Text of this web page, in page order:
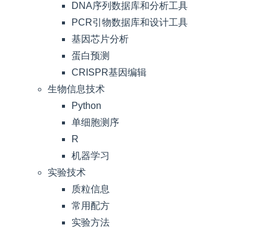
DNA序列数据库和分析工具
PCR引物数据库和设计工具
基因芯片分析
蛋白预测
CRISPR基因编辑
生物信息技术
Python
单细胞测序
R
机器学习
实验技术
质粒信息
常用配方
实验方法